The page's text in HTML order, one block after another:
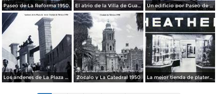
Paseo de La Reforma 1950. El atrio de la Villa de Guadalupe 1950. Un edificio por Paseo de La Reforma 1950
Los andenes de La Plaza de toros Ciudad de México 1950 Zocalo y La Catedral 1950 La mejor tienda de plateria.